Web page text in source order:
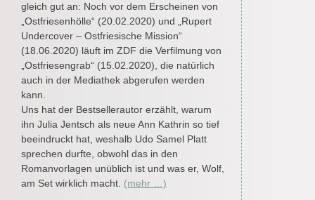
gleich gut an: Noch vor dem Erscheinen von
„Ostfriesenhölle“ (20.02.2020) und „Rupert
Undercover – Ostfriesische Mission“
(18.06.2020) läuft im ZDF die Verfilmung von
„Ostfriesengrab“ (15.02.2020), die natürlich
auch in der Mediathek abgerufen werden
kann.
Uns hat der Bestsellerautor erzählt, warum
ihn Julia Jentsch als neue Ann Kathrin so tief
beeindruckt hat, weshalb Udo Samel Platt
sprechen durfte, obwohl das in den
Romanvorlagen unüblich ist und was er, Wolf,
am Set wirklich macht. (mehr …)